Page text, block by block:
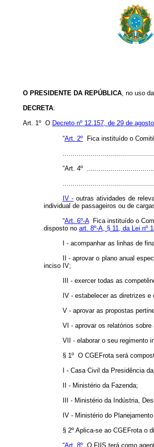
O PRESIDENTE DA REPÚBLICA, no uso
DECRETA:
Art. 1º O Decreto nº 12.157, de 29 de
“Art. 2ºFica instituído o
“Art. 4º
IV -outras atividades de
individual de passageiros ou de
“Art. 6º-AFica instituído o
disposto no art. 8º-A, § 11, da Lei nº
I - acompanhar as linhas de
II - aprovar o plano anual
inciso IV;
III - exercer todas as
IV - estabelecer as diretrizes
V - aprovar as propostas
VI - aprovar os relatórios
VII - elaborar o seu regimento
§ 1º O CGEFrota será
I - Casa Civil da Presidência
II - Ministério da Fazenda;
III - Ministério da Indústria,
IV - Ministério do
§ 2º Aplica-se ao CGEFrota o
“Art. 8ºO FIIS terá como